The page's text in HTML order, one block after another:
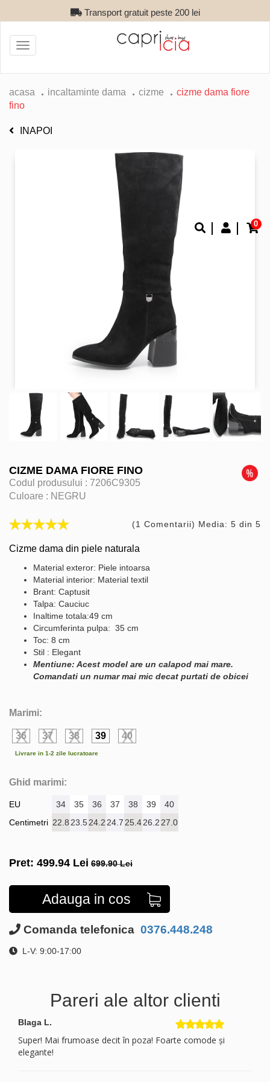
Transport gratuit peste 200 lei
0
Toggle
navigation
acasa incaltaminte dama cizme
cizme dama fiore
fino
INAPOI
CIZME DAMA FIORE FINO
Codul produsului : 7206C9305
Culoare : NEGRU
(1 Comentarii) Media: 5 din 5
Cizme dama din piele naturala
Material exteror: Piele intoarsa
Material interior: Material textil
Brant: Captusit
Talpa: Cauciuc
Inaltime totala:49 cm
Circumferinta pulpa: 35 cm
Toc: 8 cm
Stil : Elegant
Mentiune: Acest model are un calapod mai mare.
Comandati un numar mai mic decat purtati de obicei
Marimi:
36 37 38 39 40
Livrare in 1-2 zile lucratoare
Ghid marimi:
EU
Centimetri
34 35 36 37 38 39
40
22.8 23.524.2 24.7 25.426.2 27.0
Pret: 499.94 Lei 699.90 Lei
Adauga in cos
Comanda telefonica 0376.448.248
L-V: 9:00-17:00
Pareri ale altor clienti
Blaga L.
Super! Mai frumoase decit în poza! Foarte comode și
elegante!